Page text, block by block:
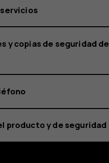
y copias de seguridad de
producto y de seguridad